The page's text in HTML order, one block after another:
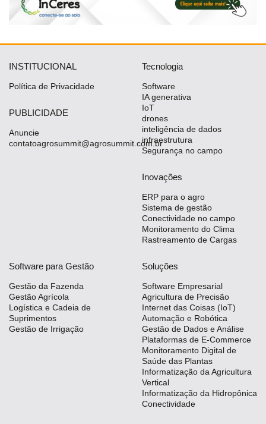
Recursos
Hídricos
Membros
Liberali
Netrin
Néctar
Agro
INSTITUCIONAL
Política de Privacidade
PUBLICIDADE
Anuncie
contatoagrosummit@agrosummit.com.br
Tecnologia
Software
IA generativa
IoT
drones
inteligência de dados
infraestrutura
Segurança no campo
Inovações
ERP para o agro
Sistema de gestão
Conectividade no campo
Monitoramento do Clima
Rastreamento de Cargas
Software para Gestão
Gestão da Fazenda
Gestão Agrícola
Logística e Cadeia de
Suprimentos
Gestão de Irrigação
Soluções
Software Empresarial
Agricultura de Precisão
Internet das Coisas (IoT)
Automação e Robótica
Gestão de Dados e Análise
Plataformas de E-Commerce
Monitoramento Digital de
Saúde das Plantas
Informatização da Agricultura
Vertical
Informatização da Hidropônica
Conectividade